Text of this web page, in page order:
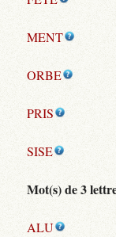
MENT
ORBE
PRIS
SISE
Mot(s) de 3
ALU